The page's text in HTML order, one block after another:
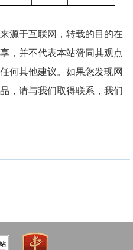
源于互联网，转载的目的在
，并不代表本站赞同其观点
何其他建议。如果您发现网
，请与我们取得联系，我们